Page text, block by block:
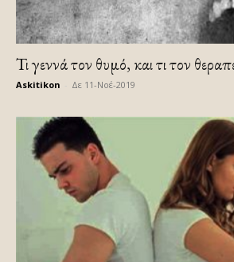
Τι γεννά τον θυμό, και τι τον
Askitikon Δε 11-Νοέ-2019